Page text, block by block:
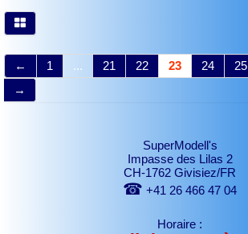
← 1 ... 21 22 23 24 25
→
SuperModell's
Impasse des Lilas 2
CH-1762 Givisiez/FR
☎ +41 26 466 47 04
Horaire :